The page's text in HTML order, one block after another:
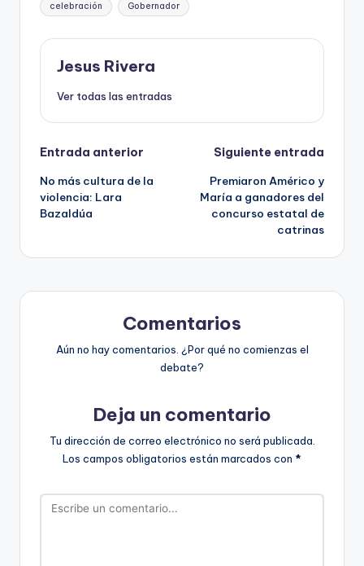
celebración Gobernador
Jesus Rivera
Ver todas las entradas
Navegación
de
entradas
Entrada anterior
No más cultura de la
violencia: Lara
Bazaldúa
Siguiente entrada
Premiaron Américo y
María a ganadores del
concurso estatal de
catrinas
Comentarios
Aún no hay comentarios. ¿Por qué no comienzas el
debate?
Deja un comentario
Tu dirección de correo electrónico no será publicada.
Los campos obligatorios están marcados con *